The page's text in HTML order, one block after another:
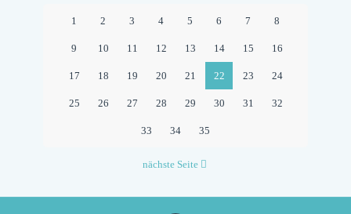
1 2 3 4 5 6 7 8
9 10 11 12 13 14 15 16
17 18 19 20 21 22 23 24
25 26 27 28 29 30 31 32
33 34 35
nächste Seite